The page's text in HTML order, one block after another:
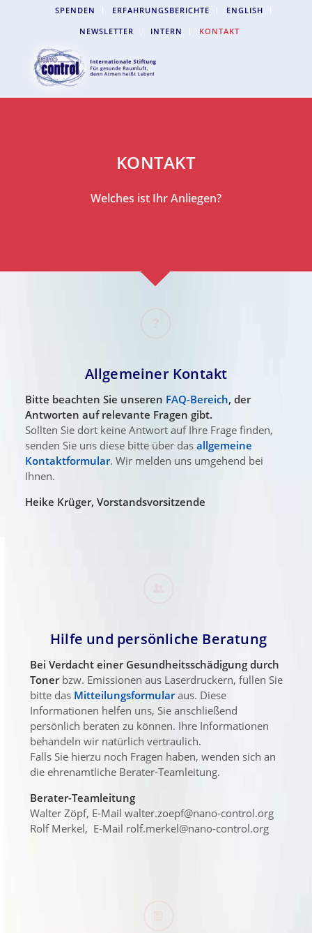
SPENDEN ERFAHRUNGSBERICHTE
ENGLISH
NEWSLETTER
INTERN KONTAKT
KONTAKT
Welches ist Ihr Anliegen?
Allgemeiner Kontakt
Bitte beachten Sie unseren FAQ-Bereich, der
Antworten auf relevante Fragen gibt.
Sollten Sie dort keine Antwort auf Ihre Frage finden,
senden Sie uns diese bitte über das allgemeine
Kontaktformular. Wir melden uns umgehend bei
Ihnen.
Heike Krüger, Vorstandsvorsitzende
Hilfe und persönliche Beratung
Bei Verdacht einer Gesundheitsschädigung durch
Tonerbzw. Emissionen aus Laserdruckern, füllen Sie
bitte das Mitteilungsformularaus. Diese
Informationen helfen uns, Sie anschließend
persönlich beraten zu können. Ihre Informationen
behandeln wir natürlich vertraulich.
Falls Sie hierzu noch Fragen haben, wenden sich an
die ehrenamtliche Berater-Teamleitung.
Berater-Teamleitung
Walter Zöpf, E-Mail walter.zoepf@nano-control.org
Rolf Merkel, E-Mail rolf.merkel@nano-control.org